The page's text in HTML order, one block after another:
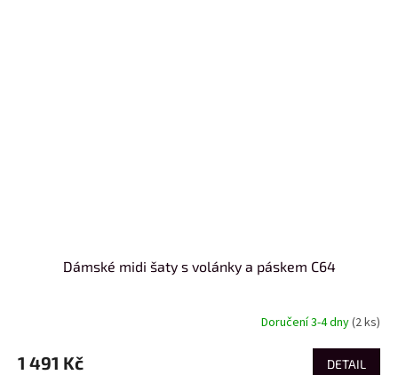
Dámské midi šaty s volánky a páskem C64
Doručení 3-4 dny(2 ks)
1 491 Kč DETAIL